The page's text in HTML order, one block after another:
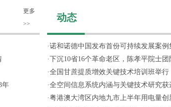
更多
>>
年
动态
·诺和诺德中国发布首份可持续发展案例
·下沉10省16个革命老区，陈孝平院士团
·全国甘蔗提质增效关键技术培训班举行
·全空间信息系统内涵与关键技术研究获
·粤港澳大湾区内地九市上半年用电量创